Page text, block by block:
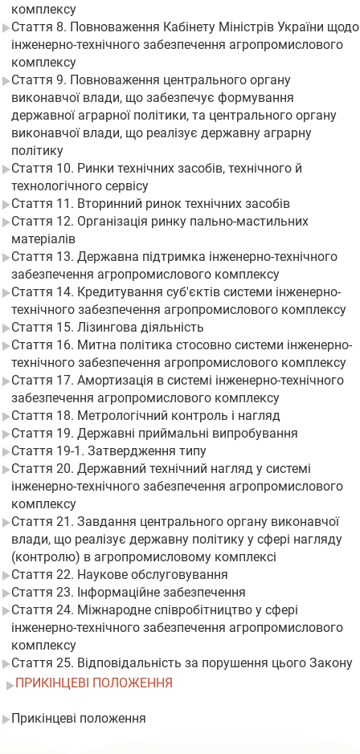
комплексу
Стаття 8. Повноваження Кабінету Міністрів України щодо
інженерно-технічного забезпечення агропромислового
комплексу
Стаття 9. Повноваження центрального органу
виконавчої влади, що забезпечує формування
державної аграрної політики, та центрального органу
виконавчої влади, що реалізує державну аграрну
політику
Стаття 10. Ринки технічних засобів, технічного й
технологічного сервісу
Стаття 11. Вторинний ринок технічних засобів
Стаття 12. Організація ринку пально-мастильних
матеріалів
Стаття 13. Державна підтримка інженерно-технічного
забезпечення агропромислового комплексу
Стаття 14. Кредитування суб'єктів системи інженерно-
технічного забезпечення агропромислового комплексу
Стаття 15. Лізингова діяльність
Стаття 16. Митна політика стосовно системи інженерно-
технічного забезпечення агропромислового комплексу
Стаття 17. Амортизація в системі інженерно-технічного
забезпечення агропромислового комплексу
Стаття 18. Метрологічний контроль і нагляд
Стаття 19. Державні приймальні випробування
Стаття 19-1. Затвердження типу
Стаття 20. Державний технічний нагляд у системі
інженерно-технічного забезпечення агропромислового
комплексу
Стаття 21. Завдання центрального органу виконавчої
влади, що реалізує державну політику у сфері нагляду
(контролю) в агропромисловому комплексі
Стаття 22. Наукове обслуговування
Стаття 23. Інформаційне забезпечення
Стаття 24. Міжнародне співробітництво у сфері
інженерно-технічного забезпечення агропромислового
комплексу
Стаття 25. Відповідальність за порушення цього Закону
ПРИКІНЦЕВІ ПОЛОЖЕННЯ
Прикінцеві положення